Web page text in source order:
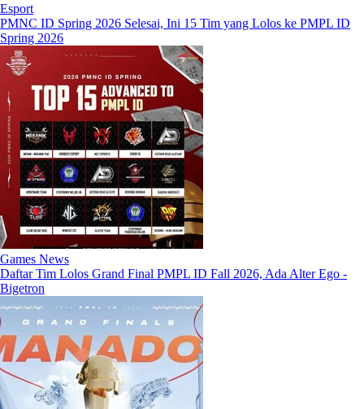
Esport
PMNC ID Spring 2026 Selesai, Ini 15 Tim yang Lolos ke PMPL ID
Spring 2026
Games News
Daftar Tim Lolos Grand Final PMPL ID Fall 2026, Ada Alter Ego -
Bigetron